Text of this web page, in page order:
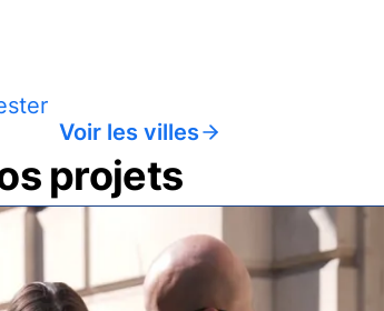
Voir les villes
projets